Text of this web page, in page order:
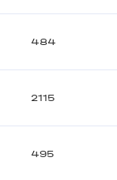
484
2115
495